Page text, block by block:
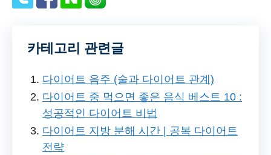
카테고리 관련글
다이어트 음주 (술과 다이어트 관계)
다이어트 중 먹으면 좋은 음식 베스트 10 :
성공적인 다이어트 비법
다이어트 지방 분해 시간 | 공복 다이어트
전략